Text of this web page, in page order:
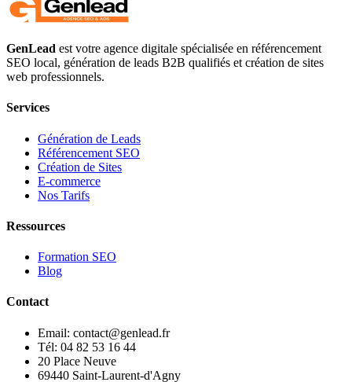
GenLead est votre agence digitale spécialisée en référencement
SEO local, génération de leads B2B qualifiés et création de sites
web professionnels.
Services
Génération de Leads
Référencement SEO
Création de Sites
E-commerce
Nos Tarifs
Ressources
Formation SEO
Blog
Contact
Email: contact@genlead.fr
Tél: 04 82 53 16 44
20 Place Neuve
69440 Saint-Laurent-d'Agny